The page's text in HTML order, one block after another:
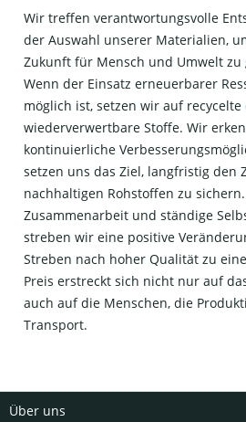
Wir treffen verantwortungsvolle
der Auswahl unserer Materialien,
Zukunft für Mensch und Umwelt zu
Wenn der Einsatz erneuerbarer
möglich ist, setzen wir auf recycelte
wiederverwertbare Stoffe. Wir
kontinuierliche
setzen uns das Ziel, langfristig den
nachhaltigen Rohstoffen zu
Zusammenarbeit und ständige
streben wir eine positive
Streben nach hoher Qualität zu
Preis erstreckt sich nicht nur auf
auch auf die Menschen, die
Transport.
Über uns